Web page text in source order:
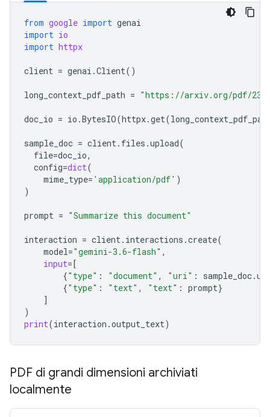
from google import genai
import io
import httpx
client = genai .Client()
long_context_pdf_path = "https://arxiv.org/pdf/
doc_io = io .BytesIO(httpx.get(
sample_doc = client. files .upload(
file=doc_io,
config=dict(
mime_type= 'application/pdf' )
)
prompt = "Summarize this document"
interaction = client. interactions .create(
model="gemini-3.6-flash" ,
input=[
{"type" : "document" , "uri" : sample_doc.
{"type" : "text" , "text" : prompt}
]
)
print(interaction .output_text)
PDF di grandi dimensioni archiviati
localmente